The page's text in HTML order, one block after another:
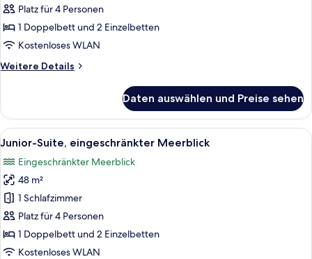
anzeigen
Platz für 4 Personen
1 Doppelbett und 2 Einzelbetten
Kostenloses WLAN
Weitere Details
Weitere
Gartenblick
Daten auswählen und Preise sehen
Alle
Fotos
für
Junior-
Suite,
eingeschränkter
Meerblick
anzeigen
Ein modernes Hotelzimmer mit Bett,
1
Junior-Suite, eingeschränkter Meerblick
Eingeschränkter Meerblick
48 m²
1 Schlafzimmer
Platz für 4 Personen
1 Doppelbett und 2 Einzelbetten
Kostenloses WLAN